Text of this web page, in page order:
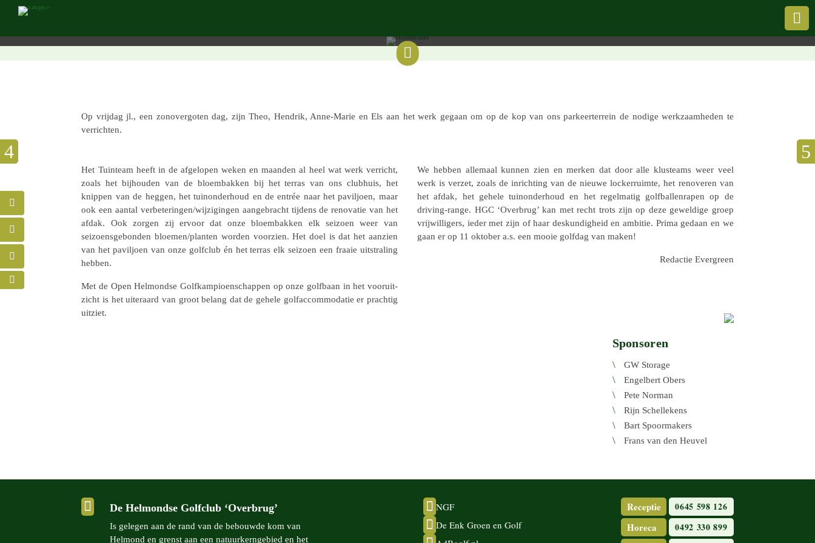


Op vrijdag jl., een zonover­go­ten dag, zijn Theo, Hendrik, Anne-Marie en Els aan het werk gegaan om op de kop van ons parkeer­ter­rein de nodige werk­zaam­he­den te
verrichten.
Het Tuin­team heeft in de afge­lo­pen weken en maanden al heel wat werk verricht,
zoals het bijhou­den van de bloem­bak­ken bij het terras van ons club­huis, het
knippen van de heggen, het tuin­on­der­houd en de entrée naar het pavil­joen, maar
ook een aantal verbeteringen/wijzigingen aange­bracht tijdens de reno­va­tie van het
afdak. Ook zorgen zij ervoor dat onze bloem­bak­ken elk seizoen weer van
seizoens­ge­bon­den bloemen/planten worden voor­zien. Het doel is dat het aanzien
van het pavil­joen van onze golf­club én het terras elk seizoen een fraaie uitstra­ling
hebben.
Met de Open Helmondse Golf­kam­pi­oen­schap­pen op onze golf­baan in het voor­uit­
zicht is het uiter­aard van groot belang dat de gehele golf­ac­com­mo­da­tie er prach­tig
uitziet.
We hebben alle­maal kunnen zien en merken dat door alle klus­teams weer veel
werk is verzet, zoals de inrich­ting van de nieuwe locker­ruimte, het reno­ve­ren van
het afdak, het gehele tuin­on­der­houd en het regel­ma­tig golf­bal­len­ra­pen op de
driving-range. HGC ‘Overbrug’ kan met recht trots zijn op deze gewel­dige groep
vrij­wil­li­gers, ieder met zijn of haar deskun­dig­heid en ambitie. Prima gedaan en we
gaan er op 11 oktober a.s. een mooie golfdag van maken!
Redac­tie Evergreen
Sponsoren
GW Storage
Engel­bert Obers
Pete Norman
Rijn Schel­le­kens
Bart Spoor­ma­kers
Frans van den Heuvel
 De Helmondse Golfclub ‘Overbrug’
Is gelegen aan de rand van de bebouwde kom van
Helmond en grenst aan een natuur­kern­gebied en het
 NGF
 De Enk Groen en Golf
Receptie 0645 598 126
Horeca 0492 330 899